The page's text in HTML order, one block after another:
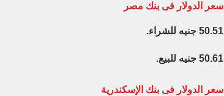
سعر الدولار فى بنك مصر
50.51 جنيه للشراء.
50.61 جنيه للبيع.
سعر الدولار فى بنك الإسكندرية